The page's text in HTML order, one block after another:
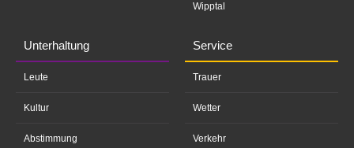
Wipptal
Unterhaltung
Leute
Kultur
Abstimmung
Service
Trauer
Wetter
Verkehr